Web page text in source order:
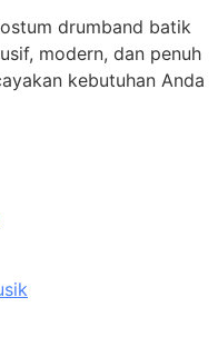
drumband batik
modern, dan penuh
kebutuhan Anda